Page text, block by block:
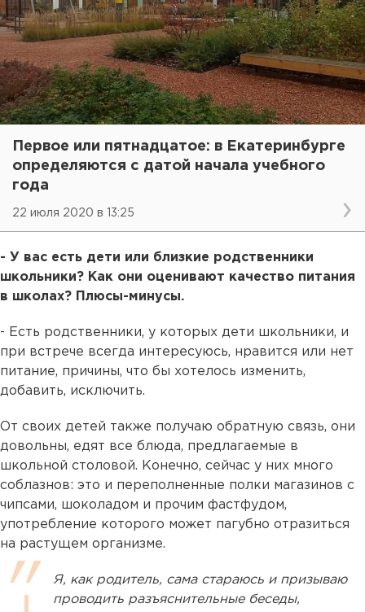
Первое или пятнадцатое: в Екатеринбурге
определяются с датой начала учебного
года
22 июля 2020 в 13:25
- У вас есть дети или близкие родственники
школьники? Как они оценивают качество питания
в школах? Плюсы-минусы.
- Есть родственники, у которых дети школьники, и
при встрече всегда интересуюсь, нравится или нет
питание, причины, что бы хотелось изменить,
добавить, исключить.
От своих детей также получаю обратную связь, они
довольны, едят все блюда, предлагаемые в
школьной столовой. Конечно, сейчас у них много
соблазнов: это и переполненные полки магазинов с
чипсами, шоколадом и прочим фастфудом,
употребление которого может пагубно отразиться
на растущем организме.
Я, как родитель, сама стараюсь и призываю
проводить разъяснительные беседы,